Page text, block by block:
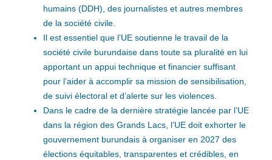
humains (DDH), des journalistes et autres membres
de la société civile.
Il est essentiel que l’UE soutienne le travail de la
société civile burundaise dans toute sa pluralité en lui
apportant un appui technique et financier suffisant
pour l’aider à accomplir sa mission de sensibilisation,
de suivi électoral et d’alerte sur les violences.
Dans le cadre de la dernière stratégie lancée par l’UE
dans la région des Grands Lacs, l’UE doit exhorter le
gouvernement burundais à organiser en 2027 des
élections équitables, transparentes et crédibles, en